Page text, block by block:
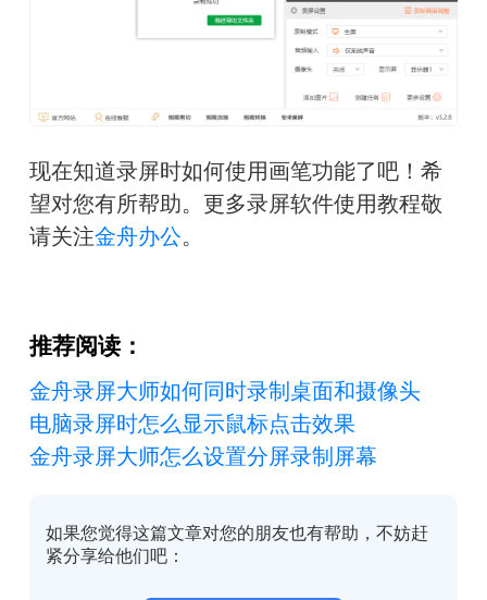
现在知道录屏时如何使用画笔功能了吧！希
望对您有所帮助。更多录屏软件使用教程敬
请关注金舟办公。
推荐阅读：
金舟录屏大师如何同时录制桌面和摄像头
电脑录屏时怎么显示鼠标点击效果
金舟录屏大师怎么设置分屏录制屏幕
如果您觉得这篇文章对您的朋友也有帮助，不妨赶
紧分享给他们吧：